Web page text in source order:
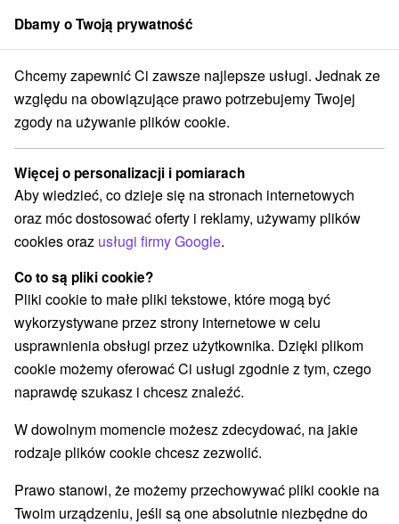
członek grupySorger
nad Váhom Chata u Baču Zelená Voda Nové Mesto nad Váhom
Chata u Baču Zelená Voda Nové
Mesto nad Váhom
Nové Mesto nad Váhom
REZERWACJA I WYBÓR OFERTY
Skontaktuj się bezpośrednio z właścicielem.
Przejdź do lokalizacji
O URZĄDZENIA SPRZĘT
Dbamy o Twoją prywatność
Chcemy zapewnić Ci zawsze najlepsze usługi. Jednak ze
względu na obowiązujące prawo potrzebujemy Twojej
zgody na używanie plików cookie.
Więcej o personalizacji i pomiarach
Aby wiedzieć, co dzieje się na stronach internetowych
oraz móc dostosować oferty i reklamy, używamy plików
cookies oraz usługi firmy Google.
Co to są pliki cookie?
Pliki cookie to małe pliki tekstowe, które mogą być
wykorzystywane przez strony internetowe w celu
usprawnienia obsługi przez użytkownika. Dzięki plikom
cookie możemy oferować Ci usługi zgodnie z tym, czego
naprawdę szukasz i chcesz znaleźć.
W dowolnym momencie możesz zdecydować, na jakie
rodzaje plików cookie chcesz zezwolić.
Prawo stanowi, że możemy przechowywać pliki cookie na
Twoim urządzeniu, jeśli są one absolutnie niezbędne do